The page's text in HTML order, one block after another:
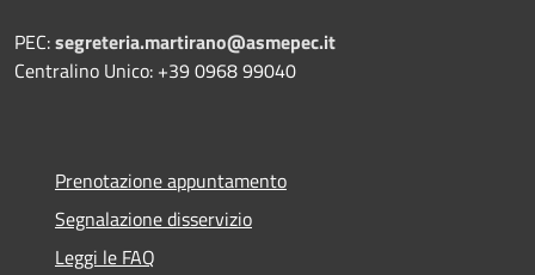
PEC:segreteria.martirano@asmepec.it
Centralino Unico: +39 0968 99040
Prenotazione appuntamento
Segnalazione disservizio
Leggi le FAQ